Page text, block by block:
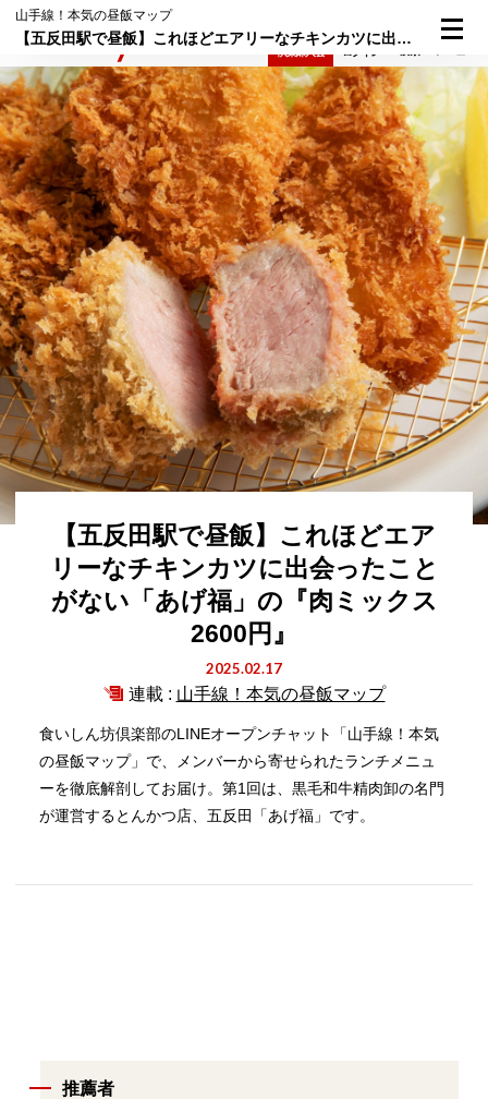
山手線！本気の昼飯マップ
【五反田駅で昼飯】これほどエアリーなチキンカツに出会ったことがない「あげ福」の『肉ミックス2600円』
【五反田駅で昼飯】これほどエア
リーなチキンカツに出会ったこと
がない「あげ福」の『肉ミックス
2600円』
2025.02.17
連載 : 山手線！本気の昼飯マップ
食いしん坊倶楽部のLINEオープンチャット「山手線！本気
の昼飯マップ」で、メンバーから寄せられたランチメニュ
ーを徹底解剖してお届け。第1回は、黒毛和牛精肉卸の名門
が運営するとんかつ店、五反田「あげ福」です。
推薦者